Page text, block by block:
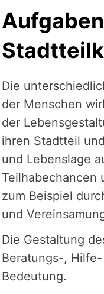
Die
der Menschen
der
ihren Stadtteil
und Lebenslage
Teilhabechancen
zum Beispiel
und
Die Gestaltung
Beratungs-,
Bedeutung.